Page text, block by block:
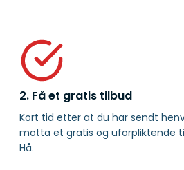
2. Få et gratis tilbud
Kort tid etter at du har sendt
motta et gratis og uforpliktende
Hå.